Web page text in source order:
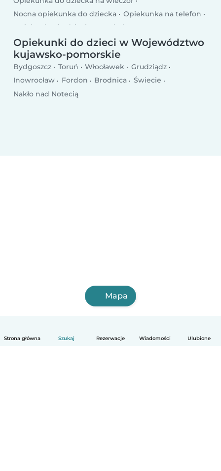
Strona główna Szukaj Rezerwacje Wiadomości Ulubione
Nocna opiekunka do dziecka
Opiekunka na telefon
Opiekunka do dziecka po szkole
Opiekunka do dziecka w dni powszednie
Opiekunka weekendowa
Opiekunki do dzieci w Województwo
kujawsko-pomorskie
Bydgoszcz Toruń Włocławek
Grudziądz
Inowrocław
Fordon Brodnica
Świecie
Nakło nad Notecią
Mapa